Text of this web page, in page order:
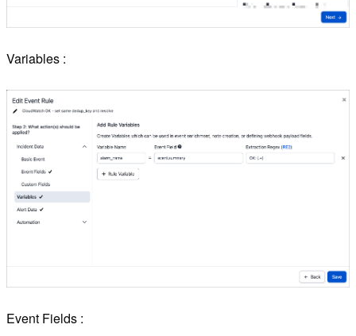
Variables :
Event Fields :